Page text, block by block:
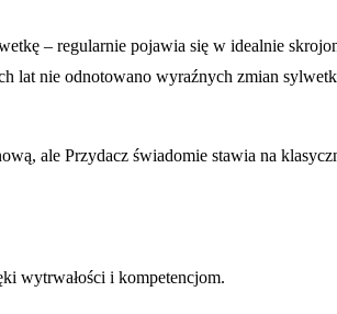
– regularnie pojawia się w idealnie
lat nie odnotowano wyraźnych zmian
ale Przydacz świadomie stawia na
wytrwałości i kompetencjom.